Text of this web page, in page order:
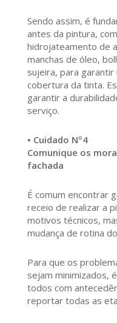
Sendo assim, é
antes da pintura,
hidrojateamento de
manchas de óleo,
sujeira, para garantir
cobertura da tinta.
garantir a
serviço.
• Cuidado Nº4
Comunique os
fachada
É comum encontrar
receio de realizar a
motivos técnicos,
mudança de rotina
Para que os
sejam minimizados,
todos com
reportar todas as